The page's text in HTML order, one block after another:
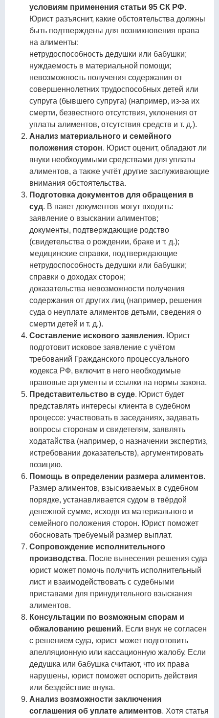
условиям применения статьи 95 СК РФ.
Юрист разъяснит, какие обстоятельства должны
быть подтверждены для возникновения права
на алименты:
нетрудоспособность дедушки или бабушки;
нуждаемость в материальной помощи;
невозможность получения содержания от
совершеннолетних трудоспособных детей или
супруга (бывшего супруга) (например, из-за их
смерти, безвестного отсутствия, уклонения от
уплаты алиментов, отсутствия средств и т. д.).
Анализ материального и семейного
положения сторон. Юрист оценит, обладают ли
внуки необходимыми средствами для уплаты
алиментов, а также учтёт другие заслуживающие
внимания обстоятельства.
Подготовка документов для обращения в
суд. В пакет документов могут входить:
заявление о взыскании алиментов;
документы, подтверждающие родство
(свидетельства о рождении, браке и т. д.);
медицинские справки, подтверждающие
нетрудоспособность дедушки или бабушки;
справки о доходах сторон;
доказательства невозможности получения
содержания от других лиц (например, решения
суда о неуплате алиментов детьми, сведения о
смерти детей и т. д.).
Составление искового заявления. Юрист
подготовит исковое заявление с учётом
требований Гражданского процессуального
кодекса РФ, включит в него необходимые
правовые аргументы и ссылки на нормы закона.
Представительство в суде. Юрист будет
представлять интересы клиента в судебном
процессе: участвовать в заседаниях, задавать
вопросы сторонам и свидетелям, заявлять
ходатайства (например, о назначении экспертиз,
истребовании доказательств), аргументировать
позицию.
Помощь в определении размера алиментов.
Размер алиментов, взыскиваемых в судебном
порядке, устанавливается судом в твёрдой
денежной сумме, исходя из материального и
семейного положения сторон. Юрист поможет
обосновать требуемый размер выплат.
Сопровождение исполнительного
производства. После вынесения решения суда
юрист может помочь получить исполнительный
лист и взаимодействовать с судебными
приставами для принудительного взыскания
алиментов.
Консультации по возможным спорам и
обжалованию решений. Если внук не согласен
с решением суда, юрист может подготовить
апелляционную или кассационную жалобу. Если
дедушка или бабушка считают, что их права
нарушены, юрист поможет оспорить действия
или бездействие внука.
Анализ возможности заключения
соглашения об уплате алиментов. Хотя статья